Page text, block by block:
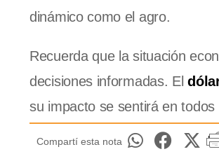
dinámico como el agro.
Recuerda que la situación
decisiones informadas. El
su impacto se sentirá en
Compartí esta nota